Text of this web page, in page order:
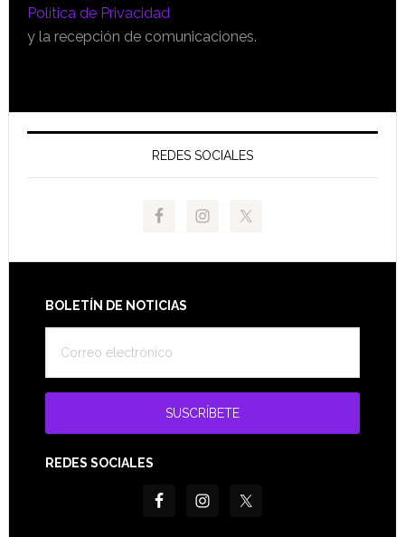
Política de Privacidad
y la recepción de comunicaciones.
REDES SOCIALES
Footer
BOLETÍN DE NOTICIAS
REDES SOCIALES